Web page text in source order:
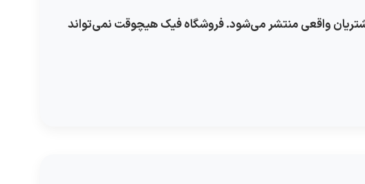
واقعی منتشر می‌شود. فروشگاه فیک هیچوقت نمی‌تواند